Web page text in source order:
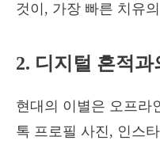
것이, 가장 빠른 치유
2. 디지털 흔적과
현대의 이별은 오프라
톡 프로필 사진, 인스